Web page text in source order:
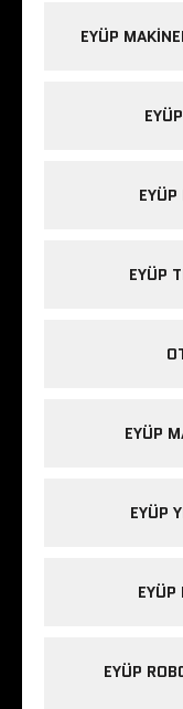
EYÜP
EYÜP
EYÜP
EYÜP
EYÜP
EYÜP